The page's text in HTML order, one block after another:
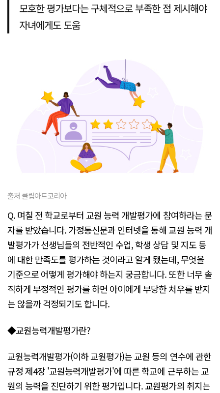
모호한 평가보다는 구체적으로 부족한 점 제시해야
자녀에게도 도움
출처 클립아트코리아
Q. 며칠 전 학교로부터 교원 능력 개발평가에 참여하라는 문
자를 받았습니다. 가정통신문과 인터넷을 통해 교원 능력 개
발평가가 선생님들의 전반적인 수업, 학생 상담 및 지도 등
에 대한 만족도를 평가하는 것이라고 알게 됐는데, 무엇을
기준으로 어떻게 평가해야 하는지 궁금합니다. 또한 너무 솔
직하게 부정적인 평가를 하면 아이에게 부당한 처우를 받지
는 않을까 걱정되기도 합니다.
◆교원능력개발평가란?
교원능력개발평가(이하 교원평가)는 교원 등의 연수에 관한
규정 제4장 '교원능력개발평가'에 따른 학교에 근무하는 교
원의 능력을 진단하기 위한 평가입니다. 교원평가의 취지는